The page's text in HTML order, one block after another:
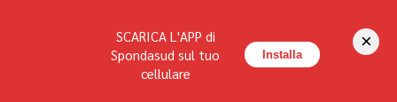
SCARICA L'APP di
Spondasud sul tuo
cellulare
Installa
×